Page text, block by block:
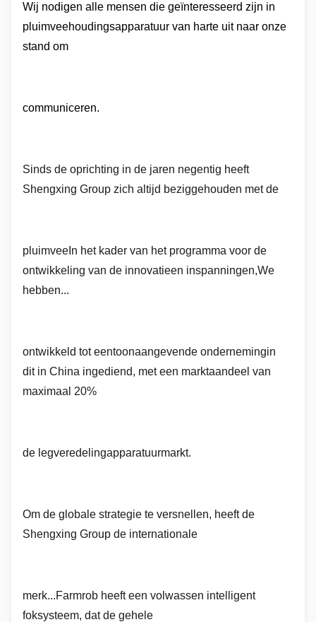
Wij nodigen alle mensen die geïnteresseerd zijn in
pluimveehoudingsapparatuur van harte uit naar onze
stand om
communiceren.
Sinds de oprichting in de jaren negentig heeft
Shengxing Group zich altijd beziggehouden met de
pluimvee In het kader van het programma voor de
ontwikkeling van de innovatieen inspanningen,We
hebben...
ontwikkeld tot eentoonaangevende ondernemingin
dit in China ingediend, met een marktaandeel van
maximaal 20%
de legveredelingapparatuurmarkt.
Om de globale strategie te versnellen, heeft de
Shengxing Group de internationale
merk...Farmrob heeft een volwassen intelligent
foksysteem, dat de gehele